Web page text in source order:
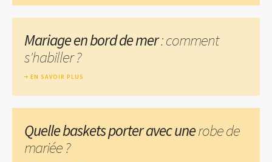
Mariage en bord de mer: comment
s'habiller ?
EN SAVOIR PLUS
Quelle baskets porter avec unerobe de
mariée ?